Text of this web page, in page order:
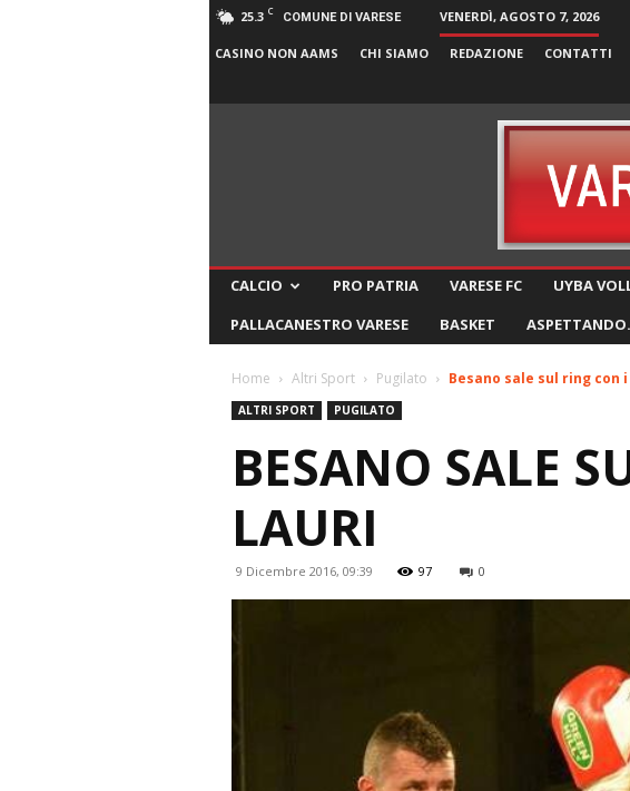
25.3 C COMUNE DI VARESE VENERDÌ, AGOSTO 7, 2026
CASINO NON AAMS CHI SIAMO REDAZIONE CONTATTI
CALCIO PRO PATRIA VARESE FC UYBA
PALLACANESTRO VARESE
BASKET
Home Altri Sport Pugilato Besano sale sul ring con
ALTRI SPORT PUGILATO
BESANO SALE
LAURI
9 Dicembre 2016, 09:39 97 0